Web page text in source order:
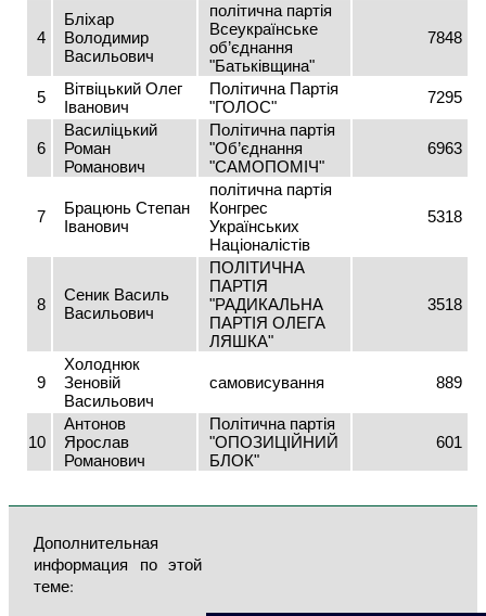
4
Бліхар
Володимир
Васильович
політична партія
Всеукраїнське
об’єднання
"Батьківщина"
7848
5
Вітвіцький Олег
Іванович
Політична Партія
"ГОЛОС"
7295
6
Василіцький
Роман
Романович
Політична партія
"Об’єднання
"САМОПОМІЧ"
6963
7
Брацюнь Степан
Іванович
політична партія
Конгрес
Українських
Націоналістів
5318
8
Сеник Василь
Васильович
ПОЛІТИЧНА
ПАРТІЯ
"РАДИКАЛЬНА
ПАРТІЯ ОЛЕГА
ЛЯШКА"
3518
9
Холоднюк
Зеновій
Васильович
самовисування 889
10
Антонов
Ярослав
Романович
Політична партія
"ОПОЗИЦІЙНИЙ
БЛОК"
601
Дополнительная
информация по этой
теме: